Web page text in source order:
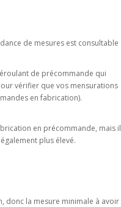
de mesures est consultable
de précommande qui
vérifier que vos mensurations
en fabrication).
en précommande, mais il
plus élevé.
donc la mesure minimale à avoir